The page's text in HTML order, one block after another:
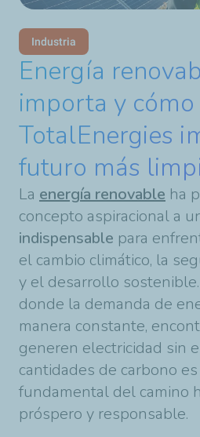
Industria
Energía
importa y cómo
TotalEnergies
futuro más
La energía renovable ha
concepto aspiracional a
indispensable para
el cambio climático, la
y el desarrollo
donde la demanda de
manera constante,
generen electricidad sin
cantidades de carbono
fundamental del camino
próspero y responsable.